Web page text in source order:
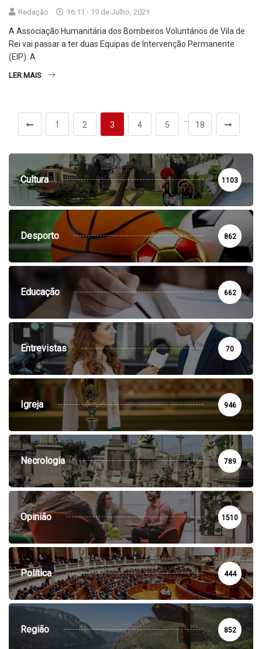
Redação 16:11 - 19 de Julho, 2021
A Associação Humanitária dos Bombeiros Voluntários de Vila de
Rei vai passar a ter duas Equipas de Intervenção Permanente
(EIP). A
LER MAIS
1 2 3 4 5 18
Cultura 1103
Desporto 862
Educação 662
Entrevistas 70
Igreja 946
Necrologia 789
Opinião 1510
Política 444
Região 852